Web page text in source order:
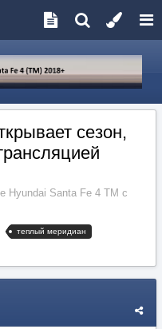
сезон,
Hyundai Santa Fe 4 TM с
теплый меридиан